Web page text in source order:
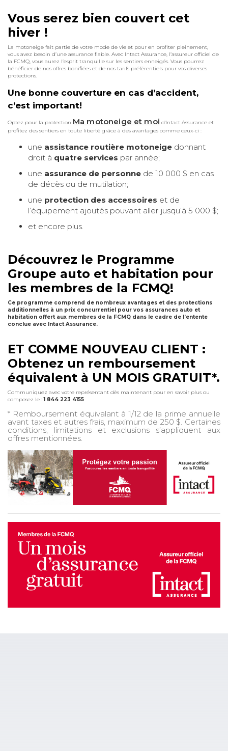
Vous serez bien couvert cet
hiver !
La motoneige fait partie de votre mode de vie et pour en profiter pleinement,
vous avez besoin d’une assurance fiable. Avec Intact Assurance, l’assureur officiel de
la FCMQ, vous aurez l’esprit tranquille sur les sentiers enneigés. Vous pourrez
bénéficier de nos offres bonifiées et de nos tarifs préférentiels pour vos diverses
protections.
Une bonne couverture en cas d’accident,
c’est important!
Optez pour la protection Ma motoneige et moi d'Intact Assurance et
profitez des sentiers en toute liberté grâce à des avantages comme ceux-ci :
une assistance routière motoneige donnant
droit à quatre services par année;
une assurance de personne de 10 000 $ en cas
de décès ou de mutilation;
une protection des accessoires et de
l’équipement ajoutés pouvant aller jusqu’à 5 000 $;
et encore plus.
Découvrez le Programme
Groupe auto et habitation pour
les membres de la FCMQ!
Ce programme comprend de nombreux avantages et des protections
additionnelles à un prix concurrentiel pour vos assurances auto et
habitation offert aux membres de la FCMQ dans le cadre de l’entente
conclue avec Intact Assurance.
ET COMME NOUVEAU CLIENT :
Obtenez un remboursement
équivalent à UN MOIS GRATUIT*.
Communiquez avec votre représentant dès maintenant pour en savoir plus ou
composez le :1 844 223 4155
* Remboursement équivalant à 1/12 de la prime annuelle
avant taxes et autres frais, maximum de 250 $. Certaines
conditions, limitations et exclusions s’appliquent aux
offres mentionnées.